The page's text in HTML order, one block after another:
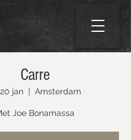
Carre
jan
  |
Amsterdam
Joe Bonamassa